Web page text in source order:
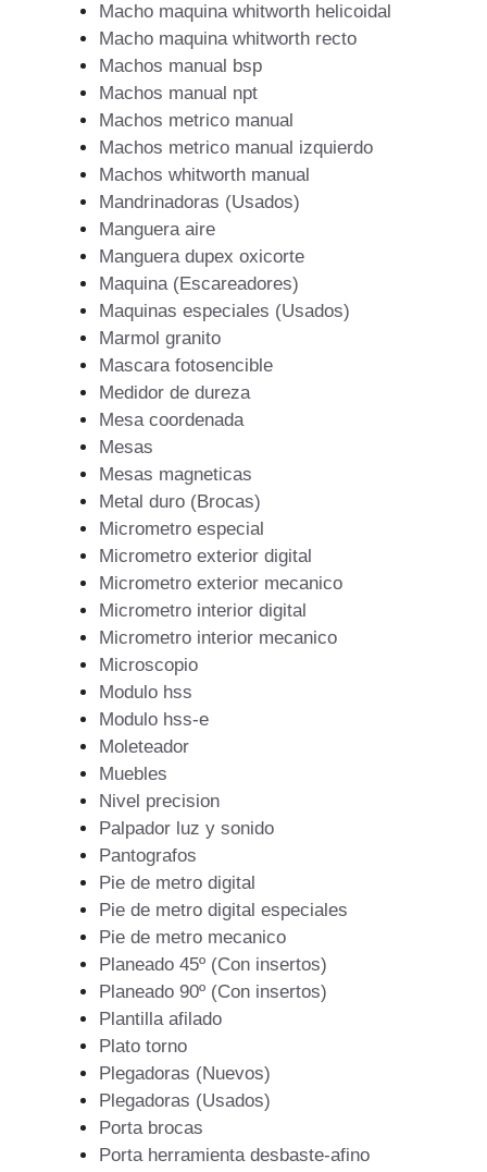
Macho maquina whitworth helicoidal
Macho maquina whitworth recto
Machos manual bsp
Machos manual npt
Machos metrico manual
Machos metrico manual izquierdo
Machos whitworth manual
Mandrinadoras (Usados)
Manguera aire
Manguera dupex oxicorte
Maquina (Escareadores)
Maquinas especiales (Usados)
Marmol granito
Mascara fotosencible
Medidor de dureza
Mesa coordenada
Mesas
Mesas magneticas
Metal duro (Brocas)
Micrometro especial
Micrometro exterior digital
Micrometro exterior mecanico
Micrometro interior digital
Micrometro interior mecanico
Microscopio
Modulo hss
Modulo hss-e
Moleteador
Muebles
Nivel precision
Palpador luz y sonido
Pantografos
Pie de metro digital
Pie de metro digital especiales
Pie de metro mecanico
Planeado 45º (Con insertos)
Planeado 90º (Con insertos)
Plantilla afilado
Plato torno
Plegadoras (Nuevos)
Plegadoras (Usados)
Porta brocas
Porta herramienta desbaste-afino